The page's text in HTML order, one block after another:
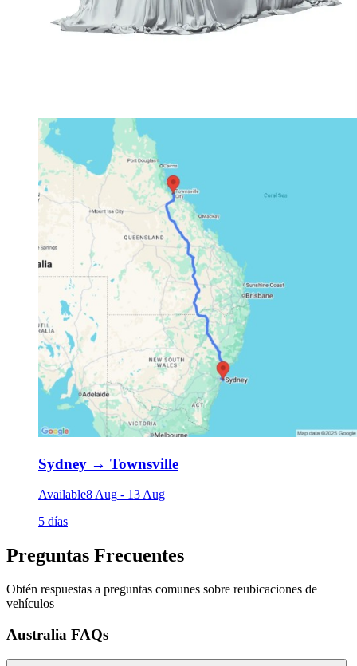
Sydney → Townsville
Available8 Aug - 13 Aug
5 días
Preguntas Frecuentes
Obtén respuestas a preguntas comunes sobre reubicaciones de
vehículos
Australia FAQs